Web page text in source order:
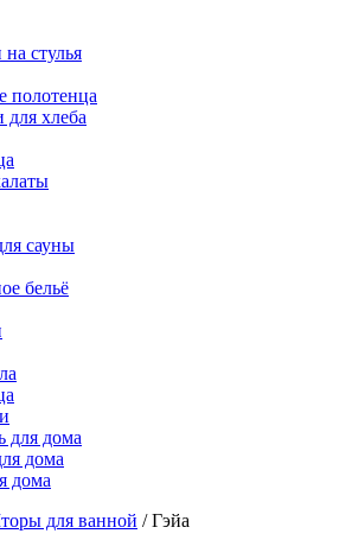
стулья
полотенца
для хлеба
сауны
бельё
для дома
дома
дома
для ванной / Гэйа